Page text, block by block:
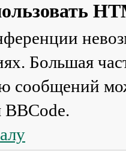
Большая
сообщений
BBCode.